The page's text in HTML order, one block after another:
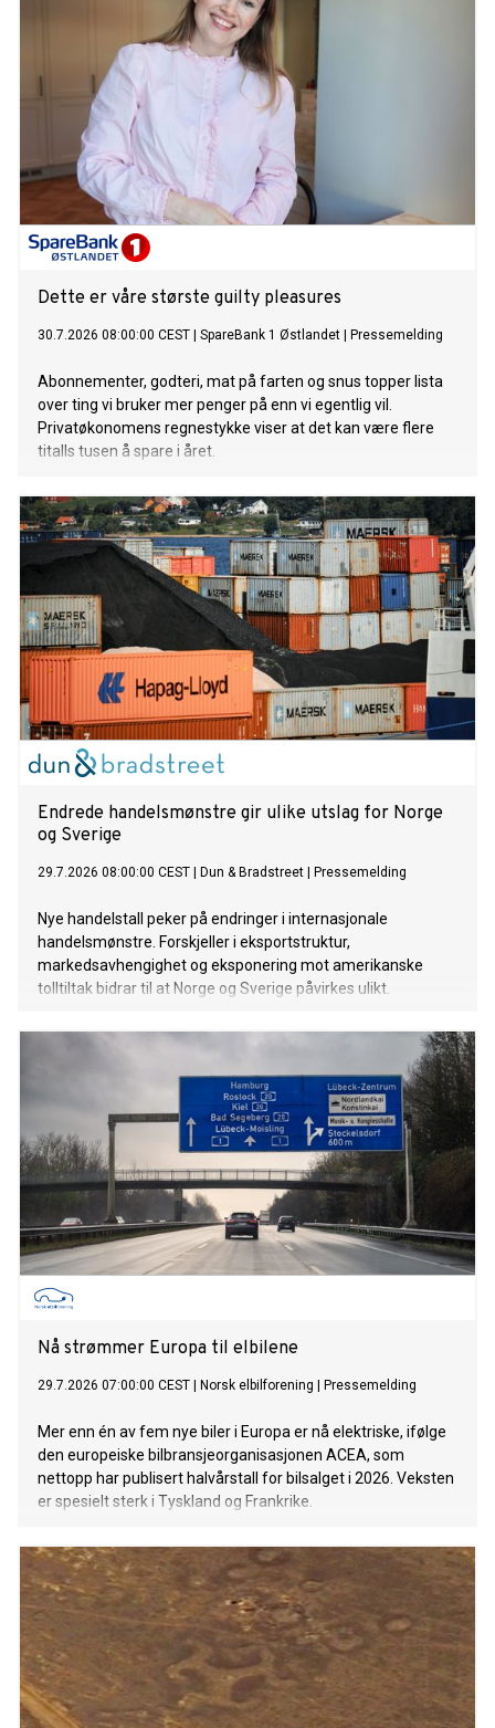
Dette er våre største guilty pleasures
30.7.2026 08:00:00 CEST SpareBank 1 Østlandet Pressemelding
Abonnementer, godteri, mat på farten og snus topper lista
over ting vi bruker mer penger på enn vi egentlig vil.
Privatøkonomens regnestykke viser at det kan være flere
titalls tusen å spare i året.
Endrede handelsmønstre gir ulike utslag for Norge
og Sverige
29.7.2026 08:00:00 CEST Dun & Bradstreet Pressemelding
Nye handelstall peker på endringer i internasjonale
handelsmønstre. Forskjeller i eksportstruktur,
markedsavhengighet og eksponering mot amerikanske
tolltiltak bidrar til at Norge og Sverige påvirkes ulikt.
Nå strømmer Europa til elbilene
29.7.2026 07:00:00 CEST Norsk elbilforening Pressemelding
Mer enn én av fem nye biler i Europa er nå elektriske, ifølge
den europeiske bilbransjeorganisasjonen ACEA, som
nettopp har publisert halvårstall for bilsalget i 2026. Veksten
er spesielt sterk i Tyskland og Frankrike.